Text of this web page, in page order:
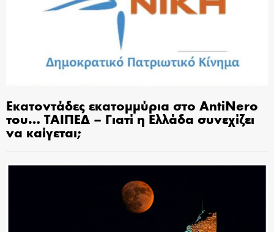
Εκατοντάδες εκατομμύρια στο AntiNero
του… ΤΑΙΠΕΔ – Γιατί η Ελλάδα συνεχίζει
να καίγεται;